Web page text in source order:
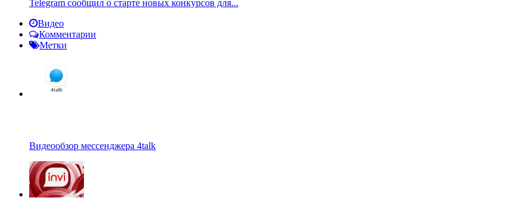
Telegram сообщил о старте новых конкурсов для...
Видео
Комментарии
Метки
Видеообзор мессенджера 4talk